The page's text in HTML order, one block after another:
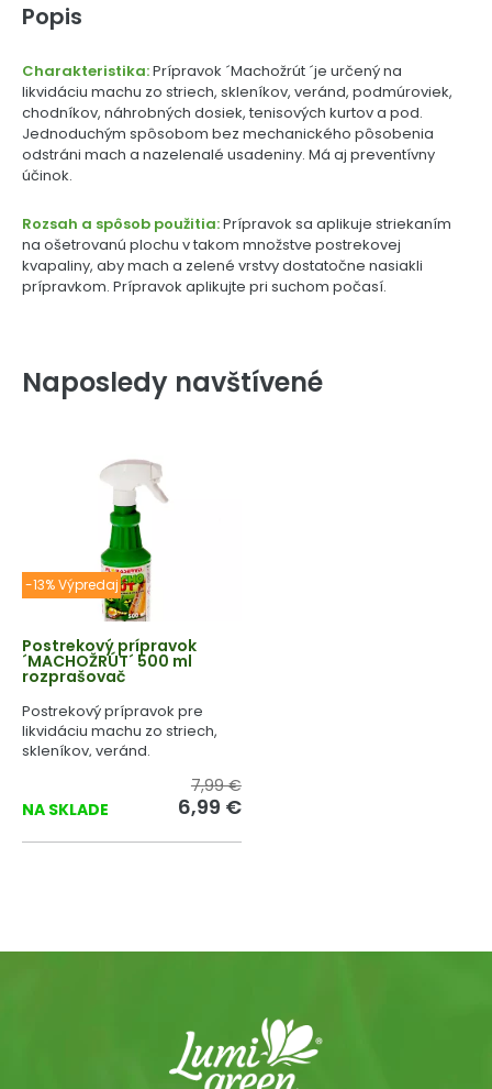
Popis
Charakteristika:Prípravok ´Machožrút ´je určený na
likvidáciu machu zo striech, skleníkov, veránd, podmúroviek,
chodníkov, náhrobných dosiek, tenisových kurtov a pod.
Jednoduchým spôsobom bez mechanického pôsobenia
odstráni mach a nazelenalé usadeniny. Má aj preventívny
účinok.
Rozsah a spôsob použitia:Prípravok sa aplikuje striekaním
na ošetrovanú plochu v takom množstve postrekovej
kvapaliny, aby mach a zelené vrstvy dostatočne nasiakli
prípravkom. Prípravok aplikujte pri suchom počasí.
Naposledy navštívené
-13% Výpredaj
Postrekový prípravok
´MACHOŽRÚT´ 500 ml
rozprašovač
Postrekový prípravok pre
likvidáciu machu zo striech,
skleníkov, veránd.
NA SKLADE
7,99 €
6,99 €